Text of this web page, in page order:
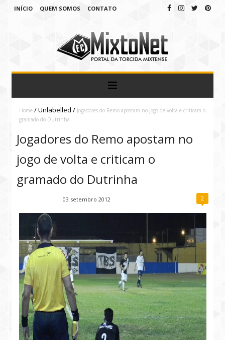
INÍCIO QUEM SOMOS CONTATO
Home /Unlabelled/ Jogadores do Remo apostam no jogo de volta e criticam o
gramado do Dutrinha
Jogadores do Remo apostam no
jogo de volta e criticam o
gramado do Dutrinha
03 setembro 2012 2